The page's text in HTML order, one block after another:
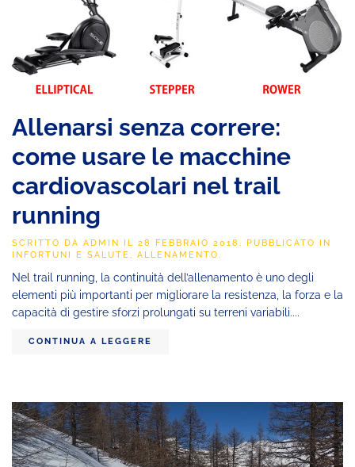
Allenarsi senza correre:
come usare le macchine
cardiovascolari nel trail
running
SCRITTO DA ADMIN IL 28 FEBBRAIO 2018 . PUBBLICATO IN
INFORTUNI E SALUTE
ALLENAMENTO .
Nel trail running, la continuità dell’allenamento è uno degli
elementi più importanti per migliorare la resistenza, la forza e la
capacità di gestire sforzi prolungati su terreni variabili....
CONTINUA A LEGGERE